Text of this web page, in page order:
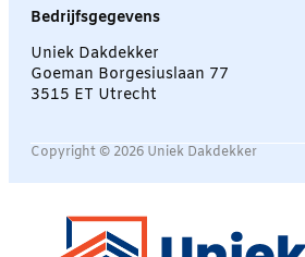
Bedrijfsgegevens
Uniek Dakdekker
Goeman Borgesiuslaan 77
3515 ET Utrecht
Copyright © 2026 Uniek Dakdekker